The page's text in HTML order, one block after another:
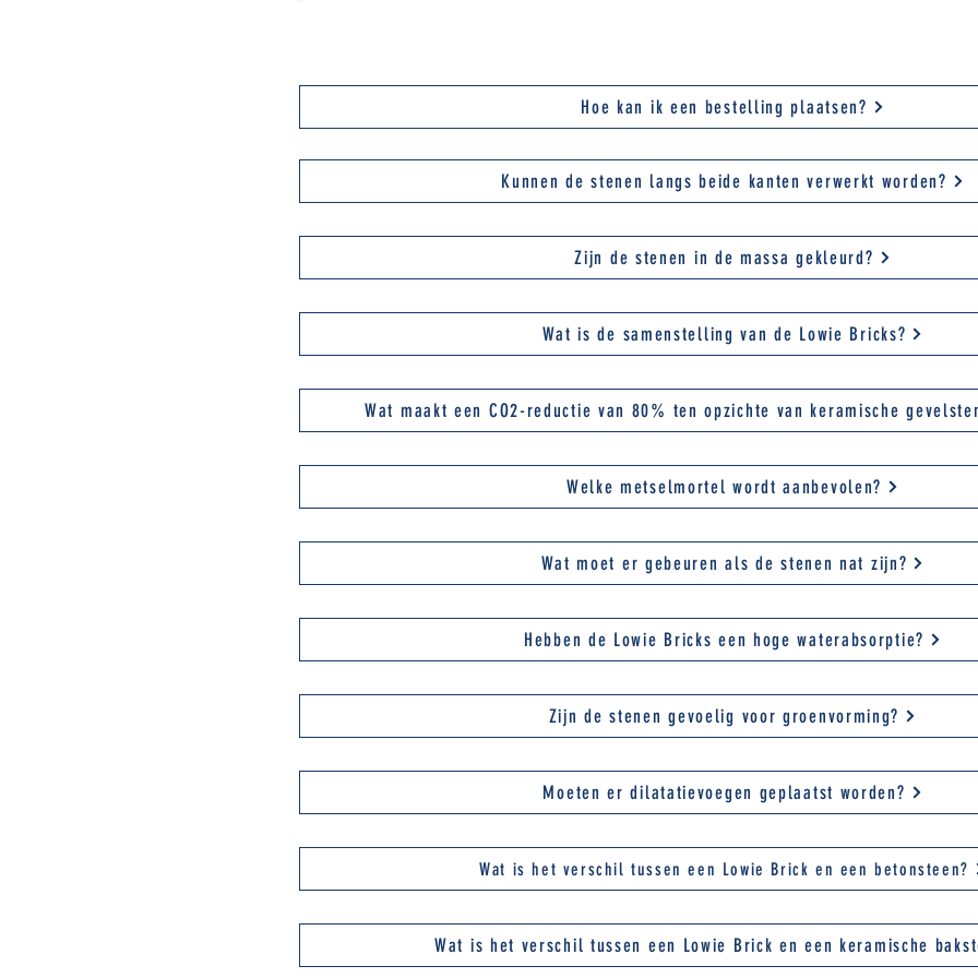
Hoe kan ik een bestelling plaatsen?
Kunnen de stenen langs beide kanten verwerkt worden?
Zijn de stenen in de massa gekleurd?
Wat is de samenstelling van de Lowie Bricks?
Wat maakt een CO2-reductie van 80% ten opzichte van keramische
Welke metselmortel wordt aanbevolen?
Wat moet er gebeuren als de stenen nat zijn?
Hebben de Lowie Bricks een hoge waterabsorptie?
Zijn de stenen gevoelig voor groenvorming?
Moeten er dilatatievoegen geplaatst worden?
Wat is het verschil tussen een Lowie Brick en een betonsteen?
Wat is het verschil tussen een Lowie Brick en een keramische